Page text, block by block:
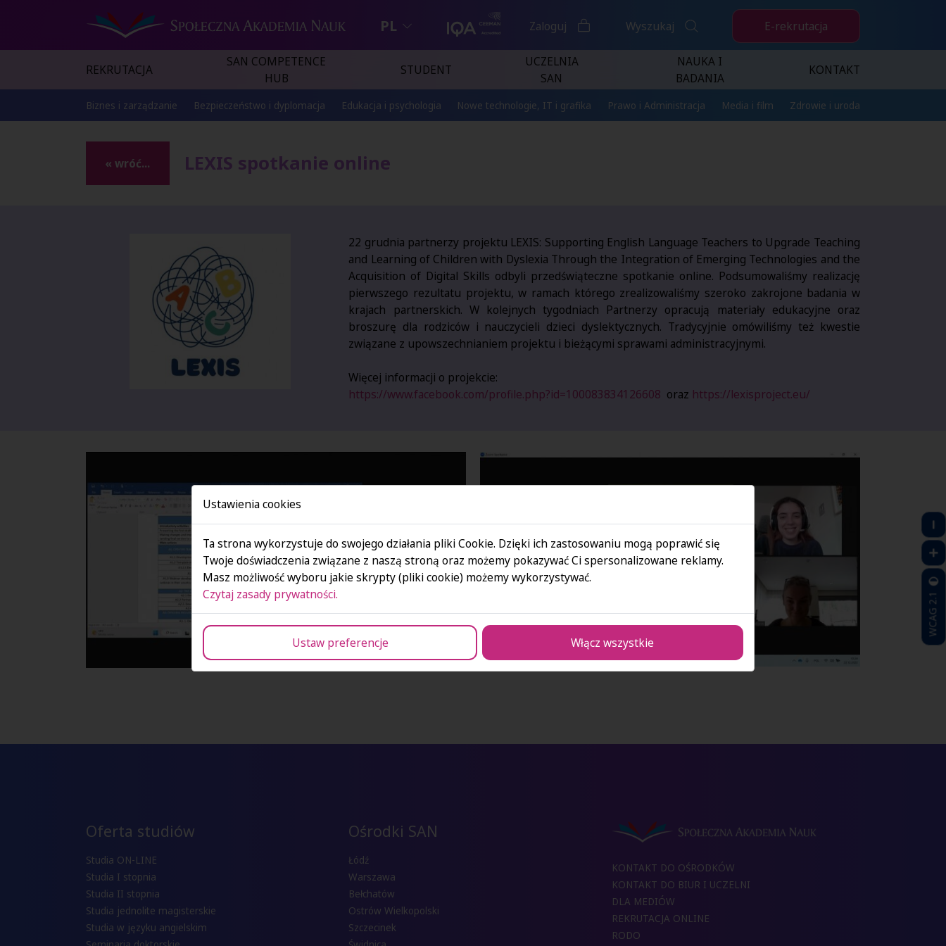
PL Zaloguj Wyszukaj E-rekrutacja
REKRUTACJA
SAN COMPETENCE
HUB
STUDENT
UCZELNIA
SAN
NAUKA I
BADANIA
KONTAKT
Biznes i zarządzanie Bezpieczeństwo i dyplomacja Edukacja i psychologia Nowe technologie, IT i grafika Prawo i Administracja Media i film Zdrowie i uroda
« wróć... LEXIS spotkanie online
22 grudnia partnerzy projektu LEXIS: Supporting English Language Teachers to Upgrade Teaching
and Learning of Children with Dyslexia Through the Integration of Emerging Technologies and the
Acquisition of Digital Skills odbyli przedświąteczne spotkanie online. Podsumowaliśmy realizację
pierwszego rezultatu projektu, w ramach którego zrealizowaliśmy szeroko zakrojone badania w
krajach partnerskich. W kolejnych tygodniach Partnerzy opracują materiały edukacyjne oraz
broszurę dla rodziców i nauczycieli dzieci dyslektycznych. Tradycyjnie omówiliśmy też kwestie
związane z upowszechnianiem projektu i bieżącymi sprawami administracyjnymi.
Więcej informacji o projekcie:
https://www.facebook.com/profile.php?id=100083834126608 oraz https://lexisproject.eu/
Oferta studiów
Studia ON-LINE
Studia I stopnia
Studia II stopnia
Studia jednolite magisterskie
Studia w języku angielskim
Ośrodki SAN
Łódź
Warszawa
Bełchatów
Ostrów Wielkopolski
Szczecinek
KONTAKT DO OŚRODKÓW
KONTAKT DO BIUR I UCZELNI
DLA MEDIÓW
REKRUTACJA ONLINE
RODO
WCAG 2.1
Ustawienia cookies
Ta strona wykorzystuje do swojego działania pliki Cookie. Dzięki ich zastosowaniu mogą poprawić się
Twoje doświadczenia związane z naszą stroną oraz możemy pokazywać Ci spersonalizowane reklamy.
Masz możliwość wyboru jakie skrypty (pliki cookie) możemy wykorzystywać.
Czytaj zasady prywatności.
Ustaw preferencje Włącz wszystkie